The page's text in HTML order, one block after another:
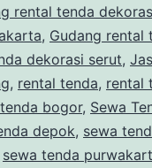
rental tenda
, Gudang rental
dekorasi serut,
, rental tenda, rental
bogor, Sewa
depok, sewa
sewa tenda